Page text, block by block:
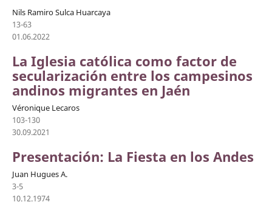
Nils Ramiro Sulca Huarcaya
13-63
01.06.2022
La Iglesia católica como factor de
secularización entre los campesinos
andinos migrantes en Jaén
Véronique Lecaros
103-130
30.09.2021
Presentación: La Fiesta en los Andes
Juan Hugues A.
3-5
10.12.1974